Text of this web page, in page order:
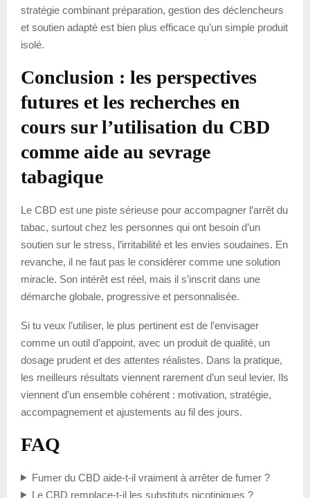
stratégie combinant préparation, gestion des déclencheurs
et soutien adapté est bien plus efficace qu’un simple produit
isolé.
Conclusion : les perspectives
futures et les recherches en
cours sur l’utilisation du CBD
comme aide au sevrage
tabagique
Le CBD est une piste sérieuse pour accompagner l’arrêt du
tabac, surtout chez les personnes qui ont besoin d’un
soutien sur le stress, l’irritabilité et les envies soudaines. En
revanche, il ne faut pas le considérer comme une solution
miracle. Son intérêt est réel, mais il s’inscrit dans une
démarche globale, progressive et personnalisée.
Si tu veux l’utiliser, le plus pertinent est de l’envisager
comme un outil d’appoint, avec un produit de qualité, un
dosage prudent et des attentes réalistes. Dans la pratique,
les meilleurs résultats viennent rarement d’un seul levier. Ils
viennent d’un ensemble cohérent : motivation, stratégie,
accompagnement et ajustements au fil des jours.
FAQ
Fumer du CBD aide-t-il vraiment à arrêter de fumer ?
Le CBD remplace-t-il les substituts nicotiniques ?